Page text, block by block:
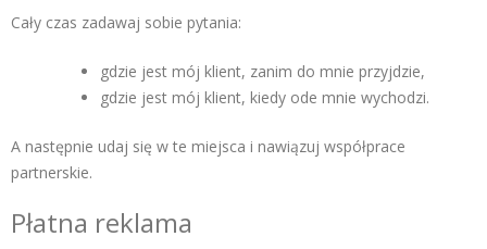
Cały czas zadawaj sobie pytania:
gdzie jest mój klient, zanim do mnie przyjdzie,
gdzie jest mój klient, kiedy ode mnie wychodzi.
A następnie udaj się w te miejsca i nawiązuj współprace
partnerskie.
Płatna reklama